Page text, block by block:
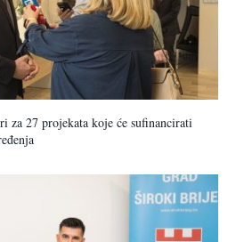
za 27 projekata koje će sufinancirati